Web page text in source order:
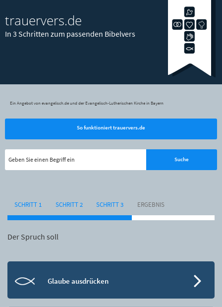
trauervers.de
In 3 Schritten zum passenden Bibelvers
Ein Angebot von evangelisch.de und der Evangelisch-Lutherischen Kirche in Bayern
So funktioniert trauervers.de
SCHRITT 1 SCHRITT 2 SCHRITT 3 ERGEBNIS
Der Spruch soll
Glaube ausdrücken